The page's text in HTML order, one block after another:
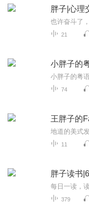
胖子|心理
21
小胖子的
74
王胖子的
11
胖子读书
379